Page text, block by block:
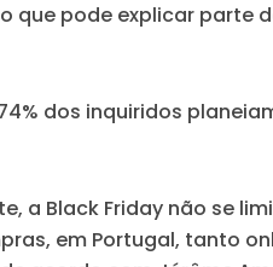
que pode explicar parte
dos inquiridos
a Black Friday não se
em Portugal, tanto